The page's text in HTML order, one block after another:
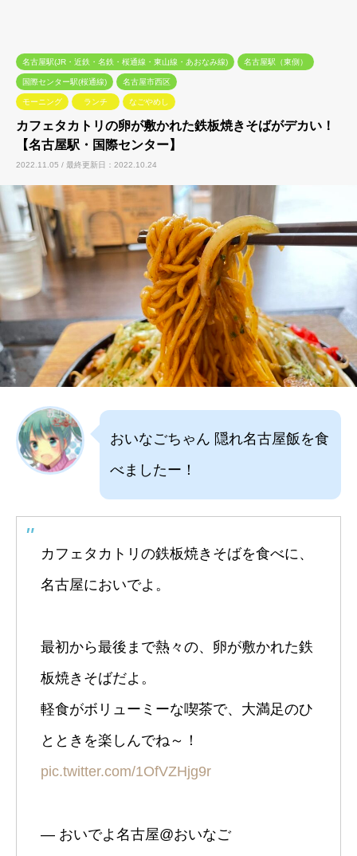
名古屋駅(JR・近鉄・名鉄・桜通線・東山線・あおなみ線) 名古屋駅（東側）
国際センター駅(桜通線) 名古屋市西区
モーニング ランチ なごやめし
カフェタカトリの卵が敷かれた鉄板焼きそばがデカい！
【名古屋駅・国際センター】
2022.11.05 / 最終更新日：2022.10.24
おいなごちゃん 隠れ名古屋飯を食
べましたー！
カフェタカトリの鉄板焼きそばを食べに、
名古屋においでよ。
最初から最後まで熱々の、卵が敷かれた鉄
板焼きそばだよ。
軽食がボリューミーな喫茶で、大満足のひ
とときを楽しんでね～！
pic.twitter.com/1OfVZHjg9r
— おいでよ名古屋@おいなご